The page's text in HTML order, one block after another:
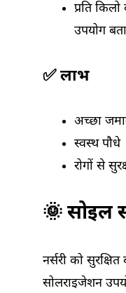
प्रति किलो
उपयोग
✅ लाभ
अच्छा
स्वस्थ पौधे
रोगों से
🌞 सोइल
नर्सरी को
सोलराइजेशन